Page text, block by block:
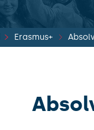
Erasmus+